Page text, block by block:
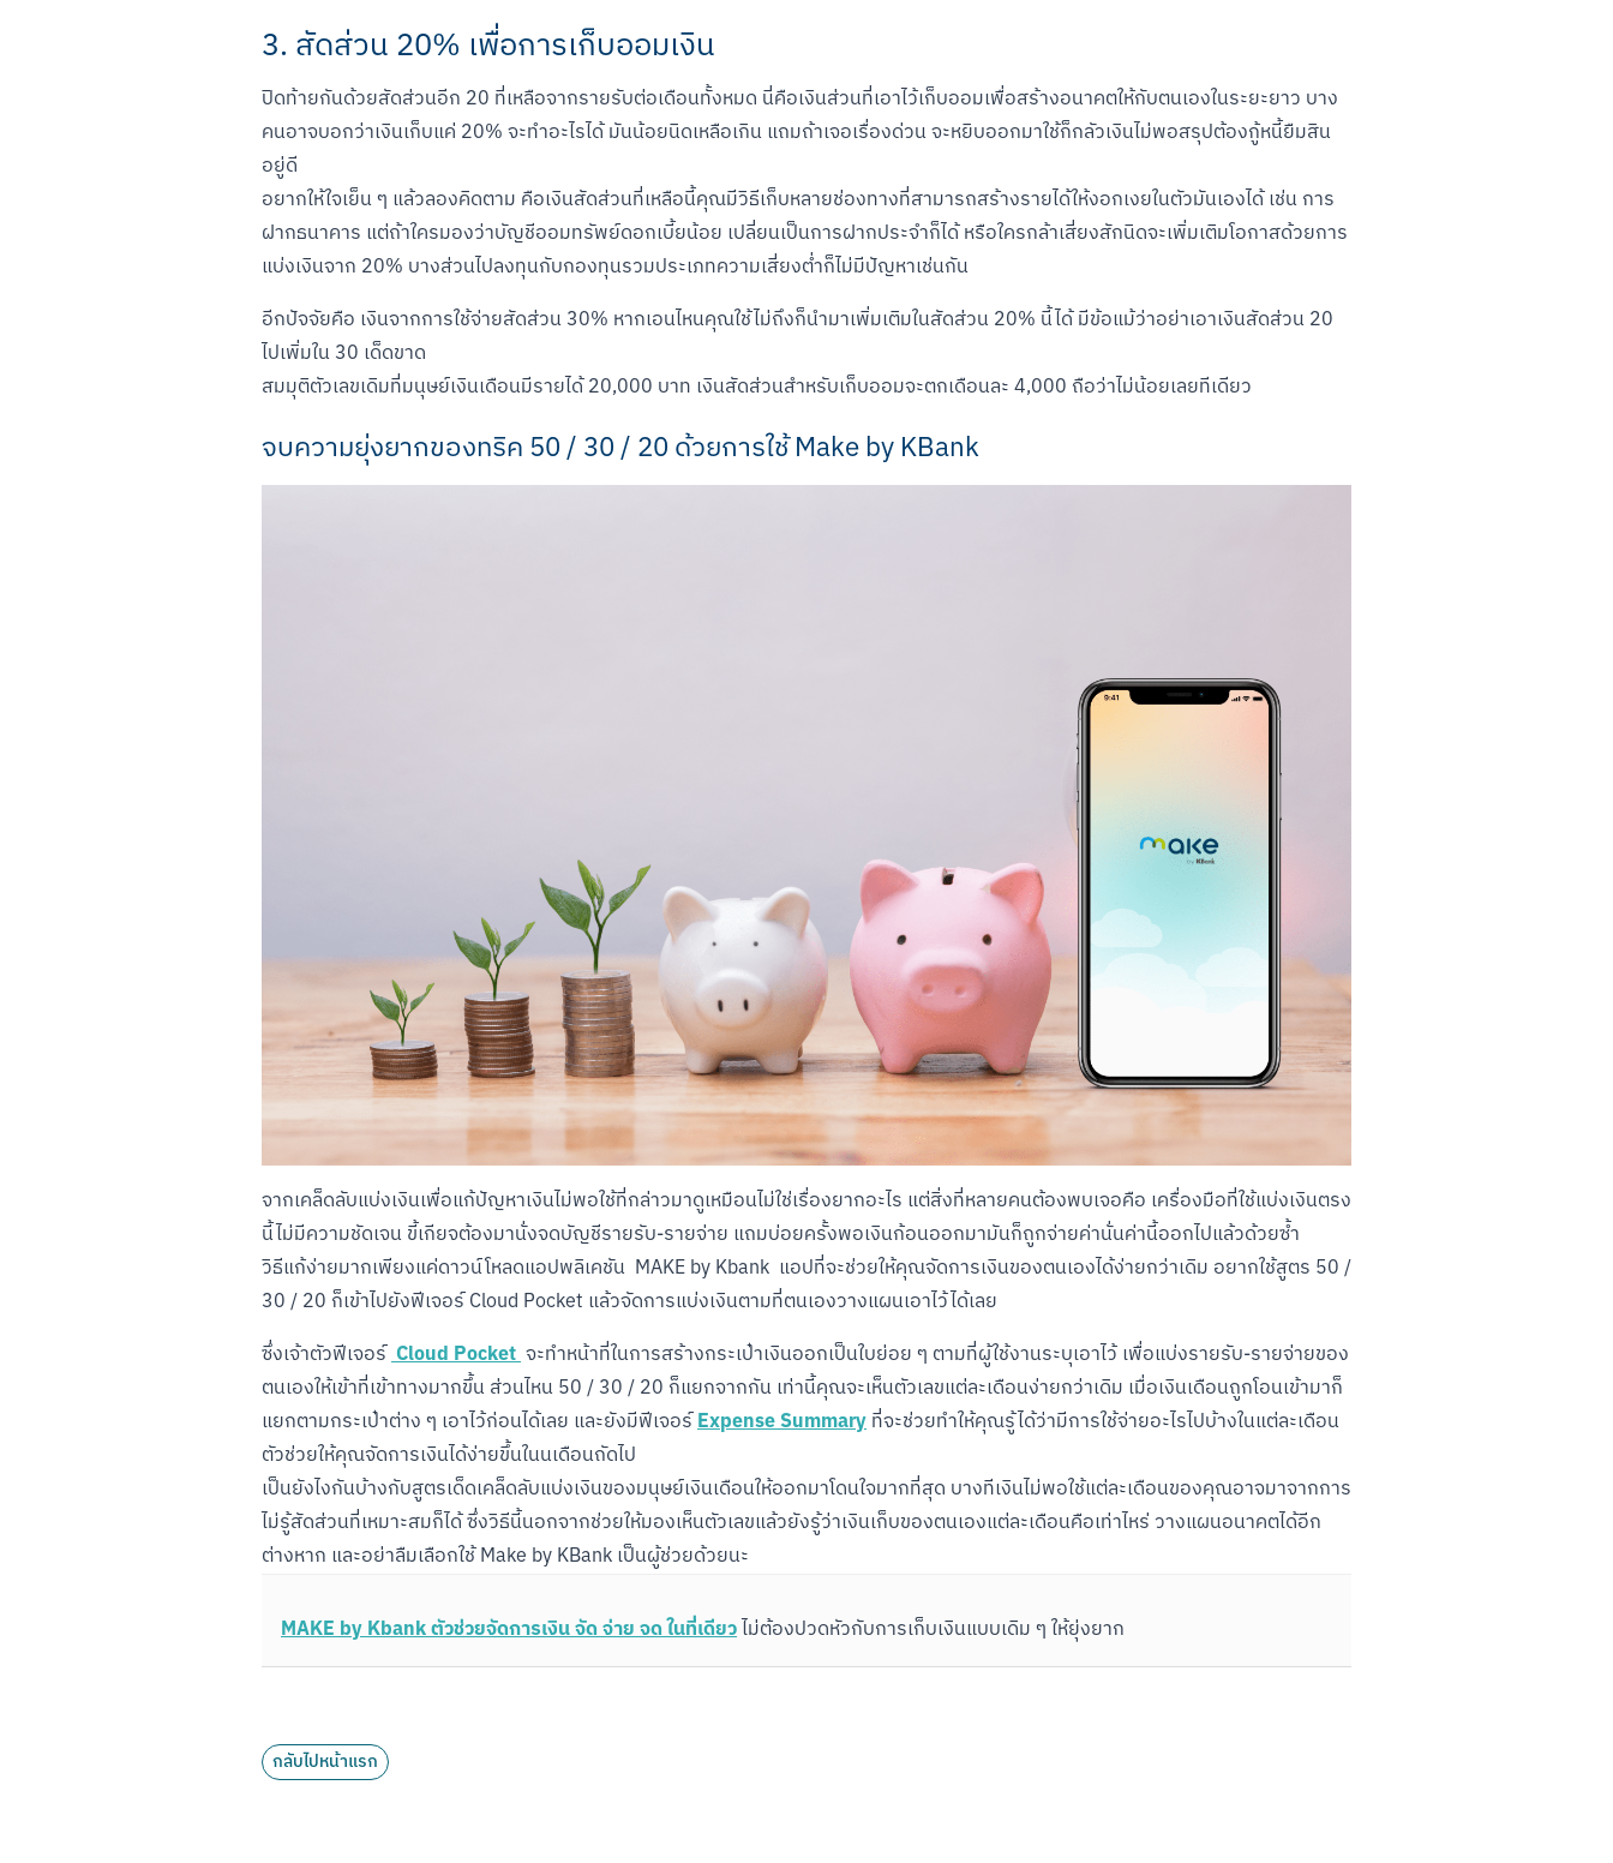
สแกนเพื่อดาวน์โหลด
3. สัดส่วน 20% เพื่อการเก็บออมเงิน
ปิดท้ายกันด้วยสัดส่วนอีก 20 ที่เหลือจากรายรับต่อเดือนทั้งหมด นี่คือเงินส่วนที่เอาไว้เก็บออมเพื่อสร้างอนาคตให้กับตนเองในระยะยาว บาง
คนอาจบอกว่าเงินเก็บแค่ 20% จะทำอะไรได้ มันน้อยนิดเหลือเกิน แถมถ้าเจอเรื่องด่วน จะหยิบออกมาใช้ก็กลัวเงินไม่พอสรุปต้องกู้หนี้ยืมสิน
อยู่ดี
อยากให้ใจเย็น ๆ แล้วลองคิดตาม คือเงินสัดส่วนที่เหลือนี้คุณมีวิธีเก็บหลายช่องทางที่สามารถสร้างรายได้ให้งอกเงยในตัวมันเองได้ เช่น การ
ฝากธนาคาร แต่ถ้าใครมองว่าบัญชีออมทรัพย์ดอกเบี้ยน้อย เปลี่ยนเป็นการฝากประจำก็ได้ หรือใครกล้าเสี่ยงสักนิดจะเพิ่มเติมโอกาสด้วยการ
แบ่งเงินจาก 20% บางส่วนไปลงทุนกับกองทุนรวมประเภทความเสี่ยงต่ำก็ไม่มีปัญหาเช่นกัน
อีกปัจจัยคือ เงินจากการใช้จ่ายสัดส่วน 30% หากเอนไหนคุณใช้ไม่ถึงก็นำมาเพิ่มเติมในสัดส่วน 20% นี้ได้ มีข้อแม้ว่าอย่าเอาเงินสัดส่วน 20
ไปเพิ่มใน 30 เด็ดขาด
สมมุติตัวเลขเดิมที่มนุษย์เงินเดือนมีรายได้ 20,000 บาท เงินสัดส่วนสำหรับเก็บออมจะตกเดือนละ 4,000 ถือว่าไม่น้อยเลยทีเดียว
จบความยุ่งยากของทริค 50 / 30 / 20 ด้วยการใช้ Make by KBank
จากเคล็ดลับแบ่งเงินเพื่อแก้ปัญหาเงินไม่พอใช้ที่กล่าวมาดูเหมือนไม่ใช่เรื่องยากอะไร แต่สิ่งที่หลายคนต้องพบเจอคือ เครื่องมือที่ใช้แบ่งเงินตรง
นี้ไม่มีความชัดเจน ขี้เกียจต้องมานั่งจดบัญชีรายรับ-รายจ่าย แถมบ่อยครั้งพอเงินก้อนออกมามันก็ถูกจ่ายค่านั่นค่านี้ออกไปแล้วด้วยซ้ำ
วิธีแก้ง่ายมากเพียงแค่ดาวน์โหลดแอปพลิเคชัน  MAKE by Kbank  แอปที่จะช่วยให้คุณจัดการเงินของตนเองได้ง่ายกว่าเดิม อยากใช้สูตร 50 /
30 / 20 ก็เข้าไปยังฟีเจอร์ Cloud Pocket แล้วจัดการแบ่งเงินตามที่ตนเองวางแผนเอาไว้ได้เลย
ซึ่งเจ้าตัวฟีเจอร์ Cloud Pocket จะทำหน้าที่ในการสร้างกระเป๋าเงินออกเป็นใบย่อย ๆ ตามที่ผู้ใช้งานระบุเอาไว้ เพื่อแบ่งรายรับ-รายจ่ายของ
ตนเองให้เข้าที่เข้าทางมากขึ้น ส่วนไหน 50 / 30 / 20 ก็แยกจากกัน เท่านี้คุณจะเห็นตัวเลขแต่ละเดือนง่ายกว่าเดิม เมื่อเงินเดือนถูกโอนเข้ามาก็
แยกตามกระเป๋าต่าง ๆ เอาไว้ก่อนได้เลย และยังมีฟีเจอร์ Expense Summary ที่จะช่วยทำให้คุณรู้ได้ว่ามีการใช้จ่ายอะไรไปบ้างในแต่ละเดือน
ตัวช่วยให้คุณจัดการเงินได้ง่ายขึ้นในนเดือนถัดไป
เป็นยังไงกันบ้างกับสูตรเด็ดเคล็ดลับแบ่งเงินของมนุษย์เงินเดือนให้ออกมาโดนใจมากที่สุด บางทีเงินไม่พอใช้แต่ละเดือนของคุณอาจมาจากการ
ไม่รู้สัดส่วนที่เหมาะสมก็ได้ ซึ่งวิธีนี้นอกจากช่วยให้มองเห็นตัวเลขแล้วยังรู้ว่าเงินเก็บของตนเองแต่ละเดือนคือเท่าไหร่ วางแผนอนาคตได้อีก
ต่างหาก และอย่าลืมเลือกใช้ Make by KBank เป็นผู้ช่วยด้วยนะ
MAKE by Kbank ตัวช่วยจัดการเงิน จัด จ่าย จด ในที่เดียว ไม่ต้องปวดหัวกับการเก็บเงินแบบเดิม ๆ ให้ยุ่งยาก
กลับไปหน้าแรก